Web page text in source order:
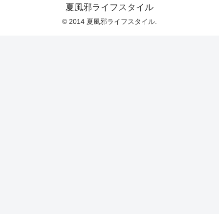
夏風邪ライフスタイル
© 2014 夏風邪ライフスタイル.